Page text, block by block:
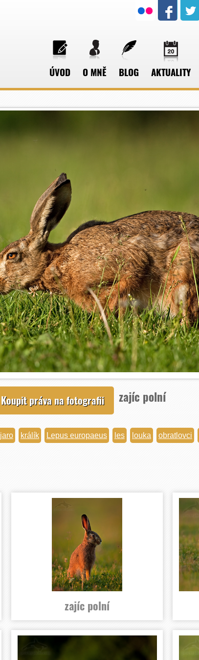
ÚVOD O MNĚ BLOG AKTUALITY
Koupit práva na fotografii zajíc polní
jaro králík Lepus europaeus les louka obratlovci
zajíc polní